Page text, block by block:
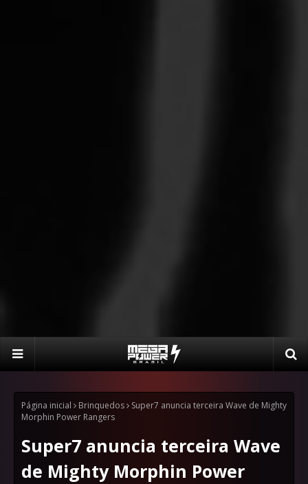
Página inicial Brinquedos
Super7 anuncia terceira Wave de Mighty
Morphin Power Rangers
Super7 anuncia terceira Wave
de Mighty Morphin Power